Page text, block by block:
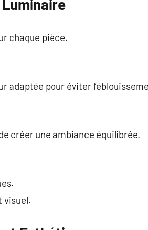
chaque pièce.
adaptée pour éviter
créer une ambiance équilibrée.
visuel.